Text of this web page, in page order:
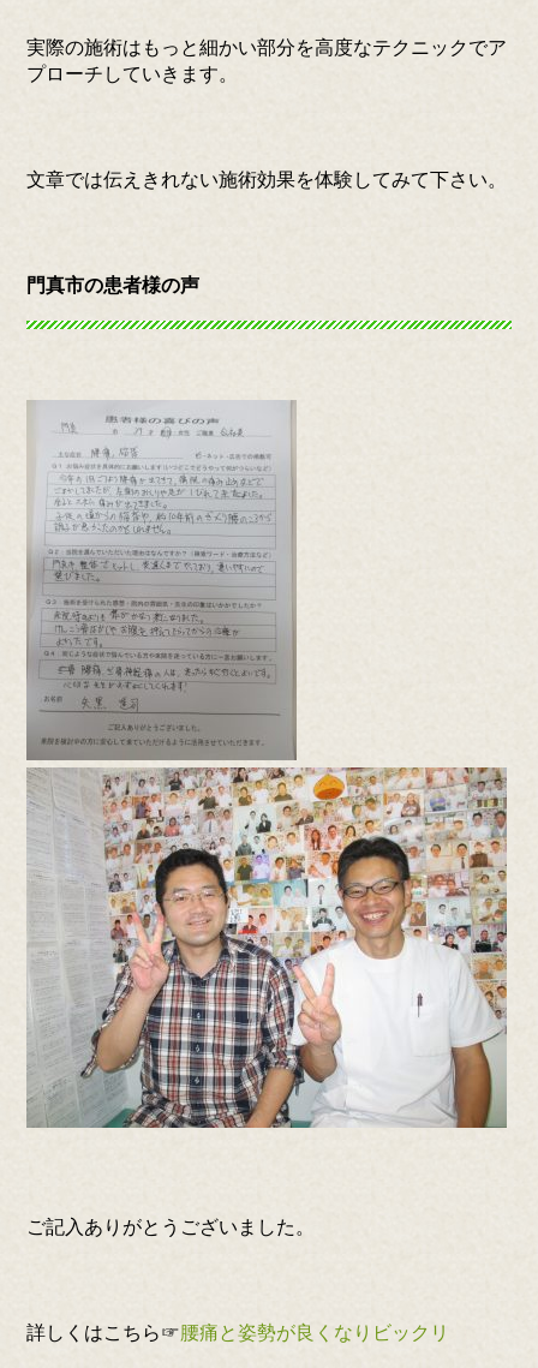
実際の施術はもっと細かい部分を高度なテクニックでア
プローチしていきます。
文章では伝えきれない施術効果を体験してみて下さい。
門真市の患者様の声
ご記入ありがとうございました。
詳しくはこちら☞腰痛と姿勢が良くなりビックリ